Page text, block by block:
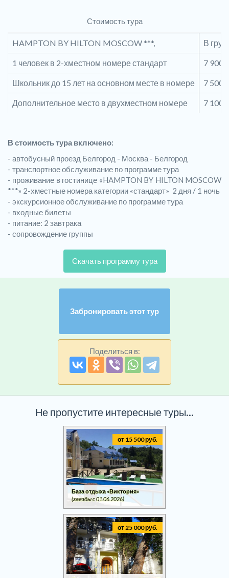
Стоимость тура
HAMPTON BY HILTON MOSCOW ***, В
1 человек в 2-хместном номере стандарт 7 900
Школьник до 15 лет на основном месте в номере 7 500
Дополнительное место в двухместном номере 7 100
В стоимость тура включено:
- автобусный проезд Белгород - Москва - Белгород
- транспортное обслуживание по программе тура
- проживание в гостинице «HAMPTON BY HILTON MOSCOW
***» 2-хместные номера категории «стандарт» 2 дня / 1 ночь
- экскурсионное обслуживание по программе тура
- входные билеты
- питание: 2 завтрака
- сопровождение группы
Скачать программу тура
Забронировать этот тур
Поделиться в:
Не пропустите интересные туры...
от 15 500 руб.
База отдыха «Виктория»
(заезды c 01.06.2026)
от 25 000 руб.